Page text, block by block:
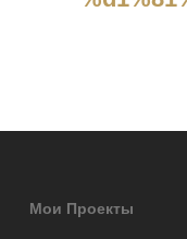
Мои Проекты